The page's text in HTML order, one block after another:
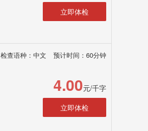
立即体检
检查语种：中文 预计时间：60分钟
4.00元/千字
立即体检